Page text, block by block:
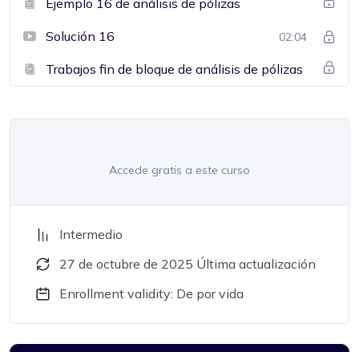
Solución 16 02:04
Trabajos fin de bloque de análisis de pólizas
Accede gratis a este curso
Intermedio
27 de octubre de 2025 Última actualización
Enrollment validity: De por vida